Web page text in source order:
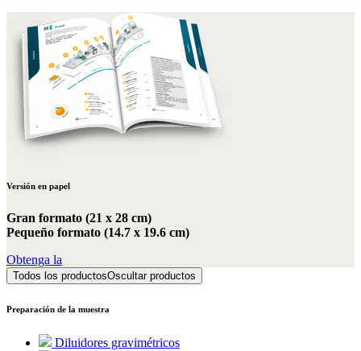
Versión en papel
Gran formato (21 x 28 cm)
Pequeño formato (14.7 x 19.6 cm)
Obtenga la
Todos los productosOscultar productos
Preparación de la muestra
Diluidores gravimétricos